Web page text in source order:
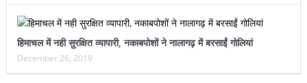
हिमाचल में नही सुरक्षित व्यापारी, नकाबपोशों ने नालागढ़ में बरसाईं गोलियां
December 26, 2019